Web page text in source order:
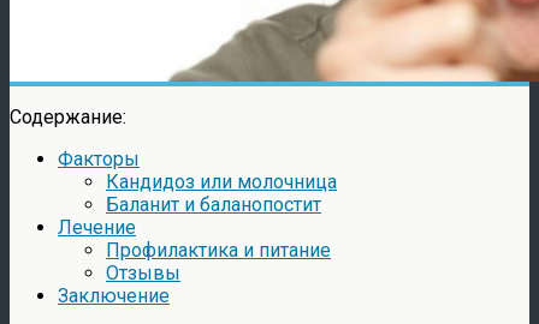
Содержание:
Факторы
Кандидоз или молочница
Баланит и баланопостит
Лечение
Профилактика и питание
Отзывы
Заключение